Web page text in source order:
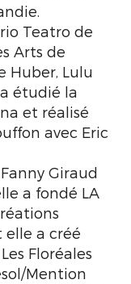
Teatro de
Arts de
Huber, Lulu
étudié la
et réalisé
avec Eric
Giraud
a fondé LA
a créé
Floréales
Mention